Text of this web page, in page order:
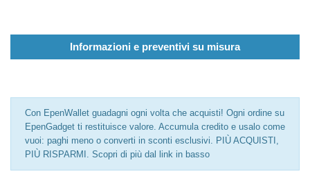
Informazioni e preventivi su misura
Con EpenWallet guadagni ogni volta che acquisti! Ogni ordine su
EpenGadget ti restituisce valore. Accumula credito e usalo come
vuoi: paghi meno o converti in sconti esclusivi. PIÙ ACQUISTI,
PIÙ RISPARMI. Scopri di più dal link in basso